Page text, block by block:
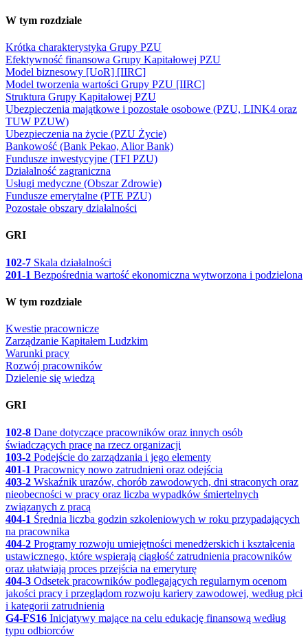
W tym rozdziale
Krótka charakterystyka Grupy PZU
Efektywność finansowa Grupy Kapitałowej PZU
Model biznesowy [UoR] [IIRC]
Model tworzenia wartości Grupy PZU [IIRC]
Struktura Grupy Kapitałowej PZU
Ubezpieczenia majątkowe i pozostałe osobowe (PZU, LINK4 oraz
TUW PZUW)
Ubezpieczenia na życie (PZU Życie)
Bankowość (Bank Pekao, Alior Bank)
Fundusze inwestycyjne (TFI PZU)
Działalność zagraniczna
Usługi medyczne (Obszar Zdrowie)
Fundusze emerytalne (PTE PZU)
Pozostałe obszary działalności
GRI
102-7 Skala działalności
201-1 Bezpośrednia wartość ekonomiczna wytworzona i podzielona
W tym rozdziale
Kwestie pracownicze
Zarządzanie Kapitałem Ludzkim
Warunki pracy
Rozwój pracowników
Dzielenie się wiedzą
GRI
102-8 Dane dotyczące pracowników oraz innych osób
świadczących pracę na rzecz organizacji
103-2 Podejście do zarządzania i jego elementy
401-1 Pracownicy nowo zatrudnieni oraz odejścia
403-2 Wskaźnik urazów, chorób zawodowych, dni straconych oraz
nieobecności w pracy oraz liczba wypadków śmiertelnych
związanych z pracą
404-1 Średnia liczba godzin szkoleniowych w roku przypadających
na pracownika
404-2 Programy rozwoju umiejętności menedżerskich i kształcenia
ustawicznego, które wspierają ciągłość zatrudnienia pracowników
oraz ułatwiają proces przejścia na emeryturę
404-3 Odsetek pracowników podlegających regularnym ocenom
jakości pracy i przeglądom rozwoju kariery zawodowej, według płci
i kategorii zatrudnienia
G4-FS16 Inicjatywy mające na celu edukację finansową według
typu odbiorców